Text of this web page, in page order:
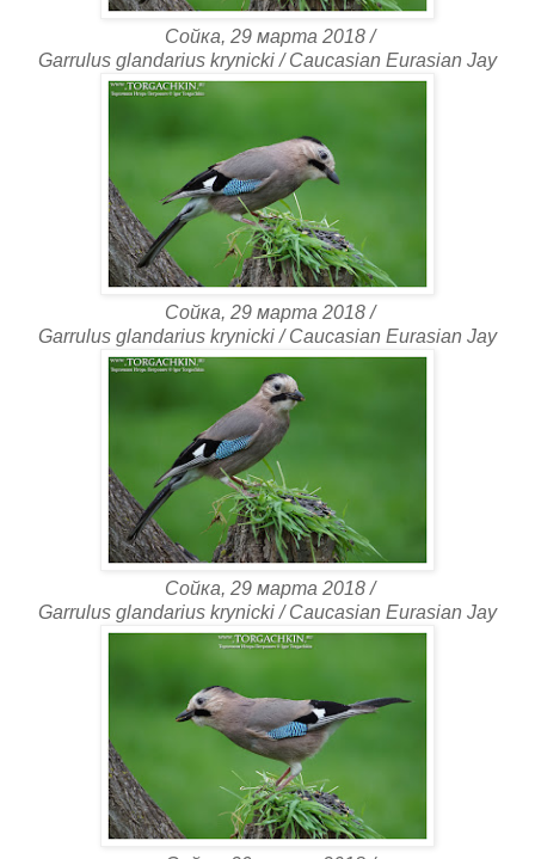
Сойка, 29 марта 2018 /
Garrulus glandarius krynicki / Caucasian Eurasian Jay
Сойка, 29 марта 2018 /
Garrulus glandarius krynicki / Caucasian Eurasian Jay
Сойка, 29 марта 2018 /
Garrulus glandarius krynicki / Caucasian Eurasian Jay